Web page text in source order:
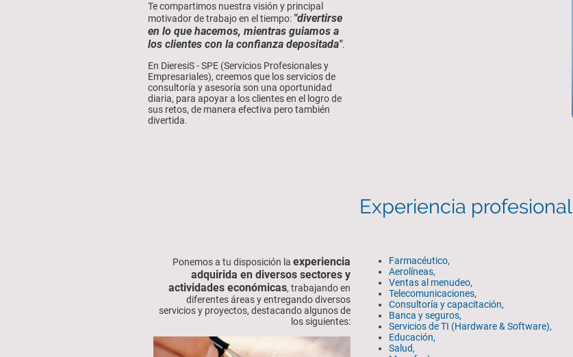
Te compartimos nuestra visión y principal
motivador de trabajo en el tiempo: "divertirse
en lo que hacemos, mientras guiamos a
los clientes con la confianza depositada".
En DieresiS - SPE (Servicios Profesionales y
Empresariales), creemos que los servicios de
consultoría y asesoría son una oportunidad
diaria, para apoyar a los clientes en el logro de
sus retos, de manera efectiva pero también
divertida.
Experiencia profesional
Ponemos a tu disposición la experiencia
adquirida en diversos sectores y
actividades económicas, trabajando en
diferentes áreas y entregando diversos
servicios y proyectos, destacando algunos de
los siguientes:
Farmacéutico,
Aerolíneas,
Ventas al menudeo,
Telecomunicaciones,
Consultoría y capacitación,
Banca y seguros,
Servicios de TI (Hardware & Software),
Educación,
Salud,